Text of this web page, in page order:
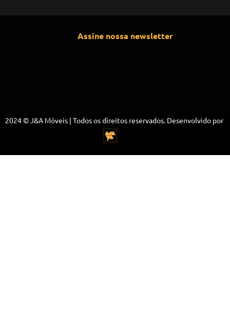
Assine nossa newsletter
2024 © J&A Móveis | Todos os direitos reservados. Desenvolvido por